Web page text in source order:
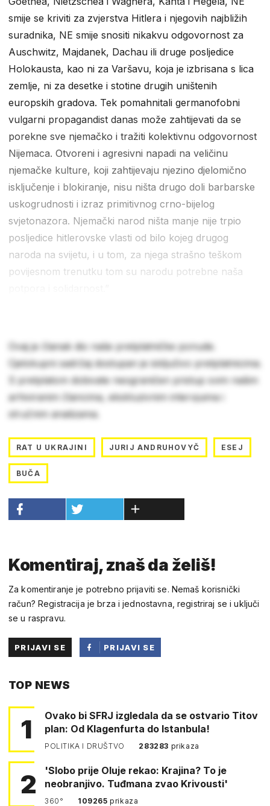
smije se kriviti za zvjerstva Hitlera i njegovih najbližih
suradnika, NE smije snositi nikakvu odgovornost za
Auschwitz, Majdanek, Dachau ili druge posljedice
Holokausta, kao ni za Varšavu, koja je izbrisana s lica
zemlje, ni za desetke i stotine drugih uništenih
europskih gradova. Tek pomahnitali germanofobni
vulgarni propagandist danas može zahtijevati da se
porekne sve njemačko i tražiti kolektivnu odgovornost
Nijemaca. Otvoreni i agresivni napadi na veličinu
njemačke kulture, koji zahtijevaju njezino djelomično
isključenje i blokiranje, nisu ništa drugo doli barbarske
uskogrudnosti i izraz primitivnog crno-bijelog
svjetonazora. Njemački narod ništa manje nije trpio
posljedice hitlerovske vlasti od bilo kojeg drugog
naroda na svijetu, i u tom, za njega strašno teškom
povijesnom trenutku tom su narodu potrebne naša
Ovaj je članak dio naše pretplatničke ponude.
Cjelokupni sadržaj dostupan je isključivo pretplatnicima.
S pretplatom dobivate neograničen pristup svim našim
arhiviranim člancima, ekskluzivnim intervjuima i
stručnim analizama.
RAT U UKRAJINI JURIJ ANDRUHOVYČ ESEJ
BUČA
Komentiraj, znaš da želiš!
Za komentiranje je potrebno prijaviti se. Nemaš korisnički
račun? Registracija je brza i jednostavna, registriraj se i uključi
se u raspravu.
PRIJAVI SE
PRIJAVI SE
TOP NEWS
1
Ovako bi SFRJ izgledala da se ostvario Titov
plan: Od Klagenfurta do Istanbula!
POLITIKA I DRUŠTVO 283283 prikaza
2
'Slobo prije Oluje rekao: Krajina? To je
neobranjivo. Tuđmana zvao Krivousti'
360° 109265prikaza